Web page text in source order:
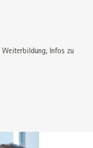
Infos zu